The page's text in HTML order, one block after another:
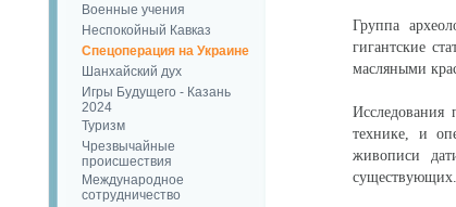
Военные учения
Неспокойный Кавказ
Спецоперация на Украине
Шанхайский дух
Игры Будущего - Казань
2024
Туризм
Чрезвычайные
происшествия
Международное
сотрудничество
Группа
гигантские
масляными
технике, и
живописи
существующих.